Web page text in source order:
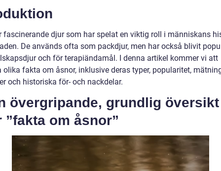
fascinerande djur som har spelat en viktig roll i människans
De används ofta som packdjur, men har också blivit
och för terapiändamål. I denna artikel kommer vi att
olika fakta om åsnor, inklusive deras typer, popularitet,
och historiska för- och nackdelar.
övergripande, grundlig översikt
”fakta om åsnor”